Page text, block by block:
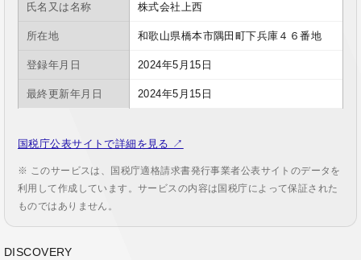
氏名又は名称 株式会社上西
所在地 和歌山県橋本市隅田町下兵庫４６番地
登録年月日 2024年5月15日
最終更新年月日 2024年5月15日
国税庁公表サイトで詳細を見る ↗
※ このサービスは、国税庁適格請求書発行事業者公表サイトのデータを
利用して作成しています。サービスの内容は国税庁によって保証された
ものではありません。
DISCOVERY